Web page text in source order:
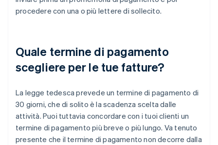
procedere con una o più lettere di sollecito.
Quale termine di pagamento
scegliere per le tue fatture?
La legge tedesca prevede un termine di pagamento di
30 giorni, che di solito è la scadenza scelta dalle
attività. Puoi tuttavia concordare con i tuoi clienti un
termine di pagamento più breve o più lungo. Va tenuto
presente che il termine di pagamento non decorre dalla